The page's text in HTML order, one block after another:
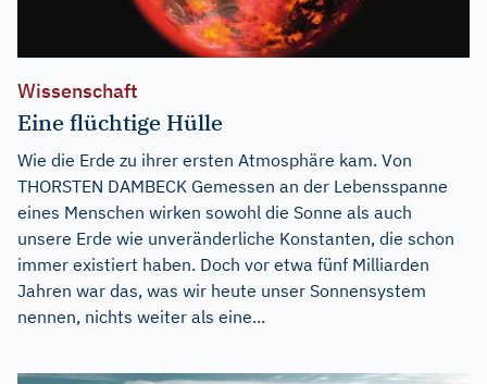
Wissenschaft
Eine flüchtige Hülle
Wie die Erde zu ihrer ersten Atmosphäre kam. Von
THORSTEN DAMBECK Gemessen an der Lebensspanne
eines Menschen wirken sowohl die Sonne als auch
unsere Erde wie unveränderliche Konstanten, die schon
immer existiert haben. Doch vor etwa fünf Milliarden
Jahren war das, was wir heute unser Sonnensystem
nennen, nichts weiter als eine...